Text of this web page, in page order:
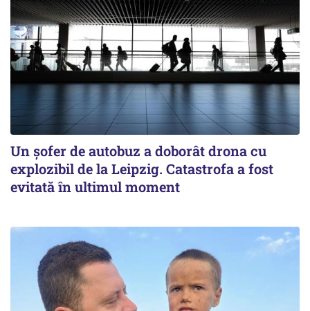
Un șofer de autobuz a doborât drona cu
explozibil de la Leipzig. Catastrofa a fost
evitată în ultimul moment